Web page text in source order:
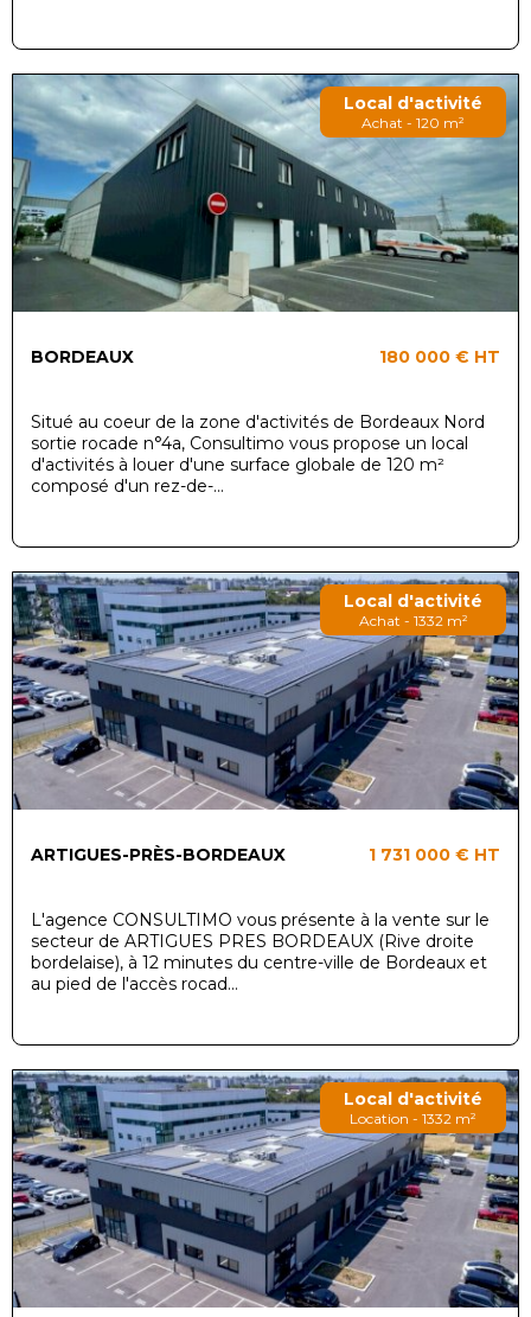
Local d'activité
Achat - 120 m²
BORDEAUX 180 000 € HT
Situé au coeur de la zone d'activités de Bordeaux Nord
sortie rocade n°4a, Consultimo vous propose un local
d'activités à louer d'une surface globale de 120 m²
composé d'un rez-de-...
Local d'activité
Achat - 1332 m²
ARTIGUES-PRÈS-BORDEAUX 1 731 000 € HT
L'agence CONSULTIMO vous présente à la vente sur le
secteur de ARTIGUES PRES BORDEAUX (Rive droite
bordelaise), à 12 minutes du centre-ville de Bordeaux et
au pied de l'accès rocad...
Local d'activité
Location - 1332 m²